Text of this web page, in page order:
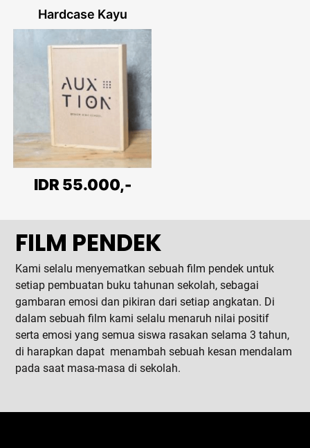
Hardcase Kayu
IDR 55.000,-
FILM PENDEK
Kami selalu menyematkan sebuah film pendek untuk
setiap pembuatan buku tahunan sekolah, sebagai
gambaran emosi dan pikiran dari setiap angkatan. Di
dalam sebuah film kami selalu menaruh nilai positif
serta emosi yang semua siswa rasakan selama 3 tahun,
di harapkan dapat menambah sebuah kesan mendalam
pada saat masa-masa di sekolah.